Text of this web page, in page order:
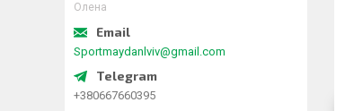
Олена
Sportmaydanlviv@gmail.com
+380667660395